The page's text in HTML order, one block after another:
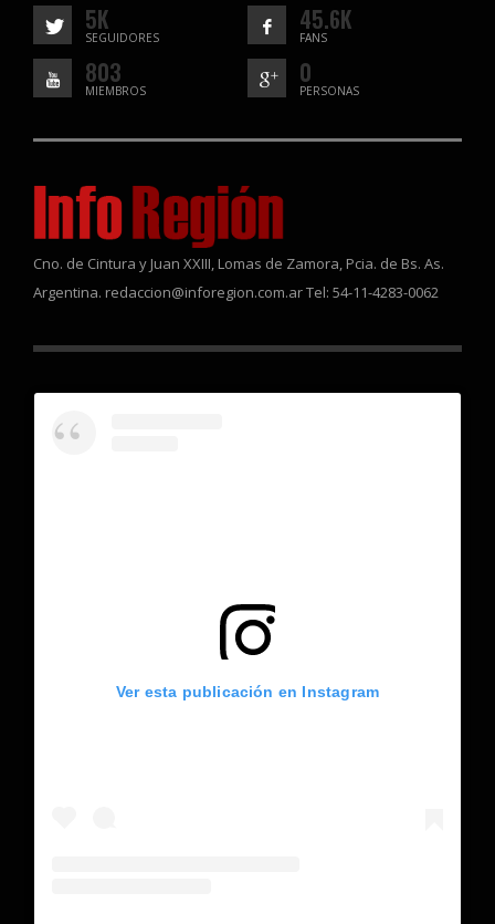
5K
SEGUIDORES
45.6K
FANS
803
MIEMBROS
0
PERSONAS
Cno. de Cintura y Juan XXIII, Lomas de Zamora, Pcia. de Bs. As.
Argentina. redaccion@inforegion.com.ar Tel: 54-11-4283-0062
Ver esta publicación en Instagram